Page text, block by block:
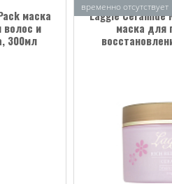
маска
волос и
300мл
Laggie Ceramide
маска для
временно отсутствует